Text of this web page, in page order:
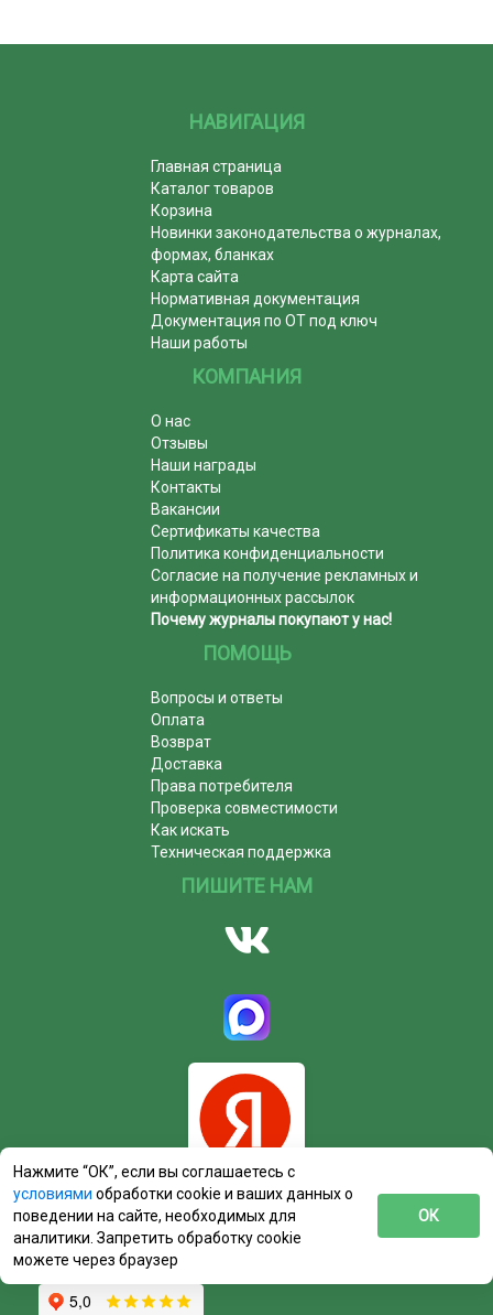
НАВИГАЦИЯ
Главная страница
Каталог товаров
Корзина
Новинки законодательства о журналах,
формах, бланках
Карта сайта
Нормативная документация
Документация по ОТ под ключ
Наши работы
КОМПАНИЯ
О нас
Отзывы
Наши награды
Контакты
Вакансии
Сертификаты качества
Политика конфиденциальности
Согласие на получение рекламных и
информационных рассылок
Почему журналы покупают у нас!
ПОМОЩЬ
Вопросы и ответы
Оплата
Возврат
Доставка
Права потребителя
Проверка совместимости
Как искать
Техническая поддержка
ПИШИТЕ НАМ
Нажмите “ОК”, если вы соглашаетесь с
условиями обработки cookie и ваших данных о
поведении на сайте, необходимых для
аналитики. Запретить обработку cookie
можете через браузер
ОК